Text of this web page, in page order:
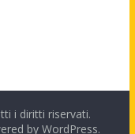
i diritti riservati.
by WordPress.